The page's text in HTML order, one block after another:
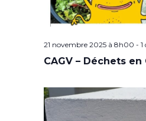
21 novembre 2025 à 8h00 -
CAGV – Déchets